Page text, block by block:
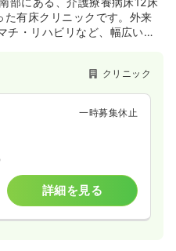
有床クリニックです。外来
チ・リハビリなど、幅広い患
クリニック
一時募集休止
詳細を見る